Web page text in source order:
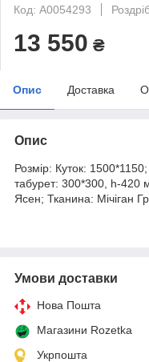
Код: А0054293
13 550 ₴
Опис Доставка
Опис
Розмір: Куток:
табурет: 300*300, h-420
Ясен; Тканина: Мічіган
Умови доставки
Нова Пошта
Магазини Rozetka
Укрпошта